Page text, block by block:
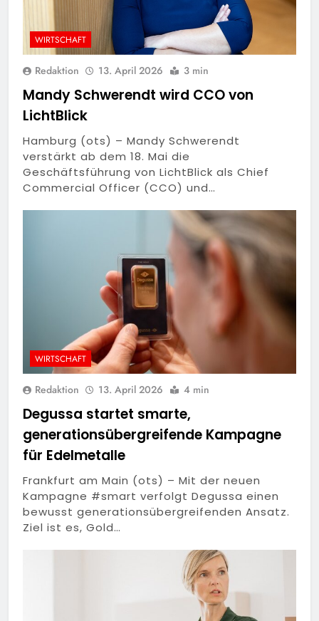
WIRTSCHAFT
Redaktion 13. April 2026 3 min
Mandy Schwerendt wird CCO von
LichtBlick
Hamburg (ots) – Mandy Schwerendt
verstärkt ab dem 18. Mai die
Geschäftsführung von LichtBlick als Chief
Commercial Officer (CCO) und…
WIRTSCHAFT
Redaktion 13. April 2026 4 min
Degussa startet smarte,
generationsübergreifende Kampagne
für Edelmetalle
Frankfurt am Main (ots) – Mit der neuen
Kampagne #smart verfolgt Degussa einen
bewusst generationsübergreifenden Ansatz.
Ziel ist es, Gold…